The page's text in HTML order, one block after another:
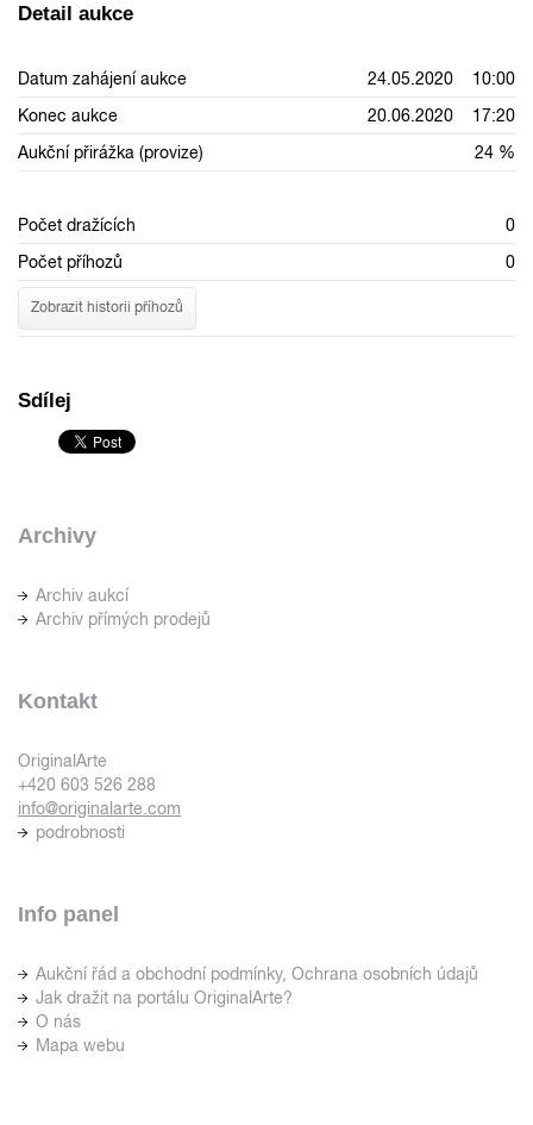
Detail aukce
Datum zahájení aukce
24.05.2020 10:00
Konec aukce
20.06.2020 17:20
Aukční přirážka (provize)
24 %
Počet dražících
0
Počet příhozů
0
Zobrazit historii příhozů
Sdílej
Archivy
Archiv aukcí
Archiv přímých prodejů
Kontakt
OriginalArte
+420 603 526 288
info@originalarte.com
podrobnosti
Info panel
Aukční řád a obchodní podmínky, Ochrana osobních údajů
Jak dražit na portálu OriginalArte?
O nás
Mapa webu